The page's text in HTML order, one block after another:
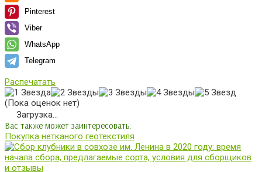
Pinterest
Viber
WhatsApp
Telegram
Распечатать
(Пока оценок нет)
Загрузка...
Вас также может заинтересовать:
Покупка нетканого геотекстиля